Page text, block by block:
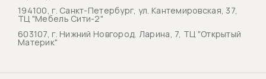
194100, г. Санкт-Петербург, ул. Кантемировская, 37,
ТЦ "Мебель Сити-2"
603107, г. Нижний Новгород, Ларина, 7, ТЦ "Открытый
Материк"